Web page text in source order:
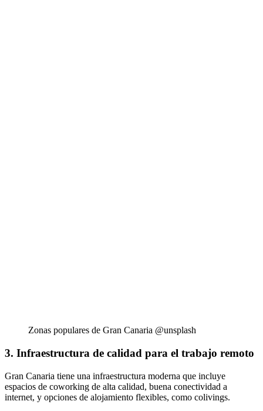
Zonas populares de Gran Canaria @unsplash
3. Infraestructura de calidad para el trabajo remoto
Gran Canaria tiene una infraestructura moderna que incluye
espacios de coworking de alta calidad, buena conectividad a
internet, y opciones de alojamiento flexibles, como colivings.